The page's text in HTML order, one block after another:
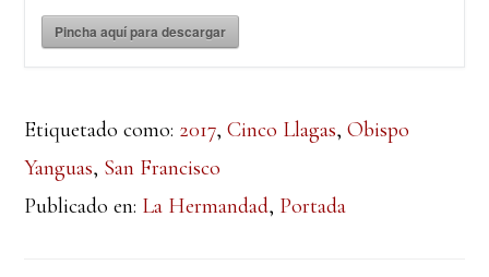
Pincha aquí para descargar
Etiquetado como: 2017,Cinco Llagas,Obispo
Yanguas, San Francisco
Publicado en: La Hermandad, Portada